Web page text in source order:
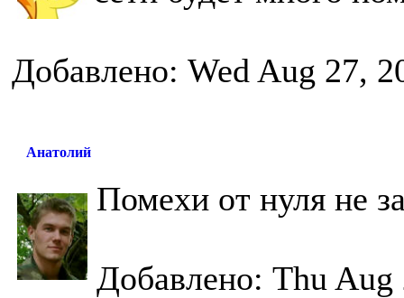
Добавлено: Wed Aug 27,
Анатолий
Помехи от нуля не
Добавлено: Thu Aug